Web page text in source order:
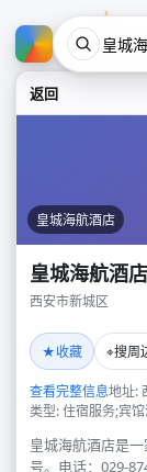
返回
皇城海航酒店
皇城海航酒店
西安市新城区
★收藏 ⌖搜周
查看完整信息地址:
类型: 住宿服务;宾
皇城海航酒店是
号。电话：029-